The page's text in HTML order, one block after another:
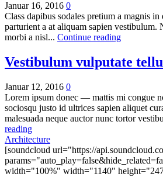
Januar 16, 2016 0
Class dapibus sodales pretium a magnis
parturient a at aliquam sapien vestibulum.
morbi a nisl... Continue reading
Vestibulum vulputate
Januar 12, 2016 0
Lorem ipsum donec — mattis mi congue
sociosqu justo id ultrices sapien aliquet
malesuada neque auctor nunc tortor
reading
Architecture
[soundcloud url="https://
width="100%" width="1140"